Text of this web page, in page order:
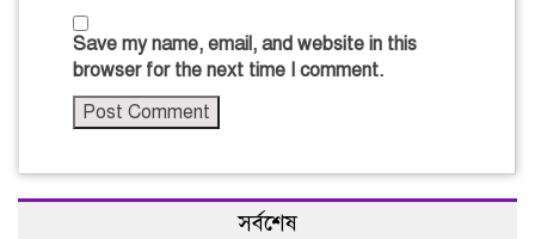
Save my name, email, and website in this
browser for the next time I comment.
সর্বশেষ